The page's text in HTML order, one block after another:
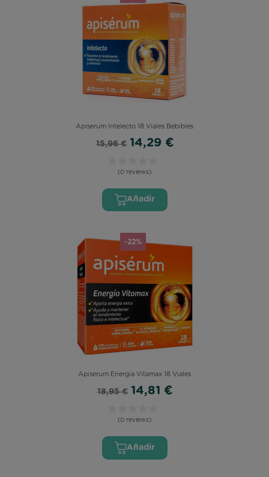
Apiserum Intelecto 18 Viales Bebibles
15,96 € 14,29 €
(0 reviews)
Añadir
Apiserum Energia Vitamax 18 Viales
18,95 € 14,81 €
(0 reviews)
Añadir
-22%